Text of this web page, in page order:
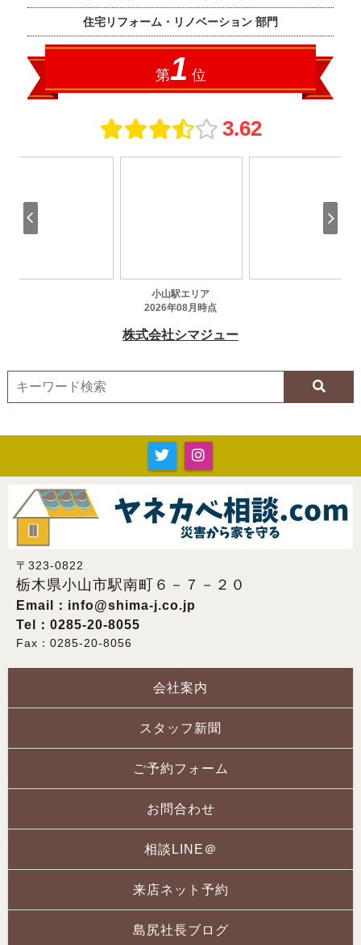
〒323-0822
栃木県小山市駅南町６－７－２０
Email： info@shima-j.co.jp
Tel：0285-20-8055
Fax：0285-20-8056
会社案内
スタッフ新聞
ご予約フォーム
お問合わせ
相談LINE＠
来店ネット予約
島尻社長ブログ